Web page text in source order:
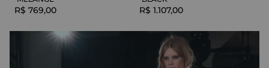
R$ 769,00 R$ 1.107,00